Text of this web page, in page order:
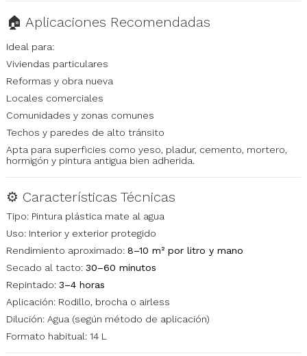
🏠 Aplicaciones Recomendadas
Ideal para:
Viviendas particulares
Reformas y obra nueva
Locales comerciales
Comunidades y zonas comunes
Techos y paredes de alto tránsito
Apta para superficies como yeso, pladur, cemento, mortero,
hormigón y pintura antigua bien adherida.
⚙ Características Técnicas
Tipo: Pintura plástica mate al agua
Uso: Interior y exterior protegido
Rendimiento aproximado: 8–10 m² por litro y mano
Secado al tacto: 30–60 minutos
Repintado: 3–4 horas
Aplicación: Rodillo, brocha o airless
Dilución: Agua (según método de aplicación)
Formato habitual: 14 L